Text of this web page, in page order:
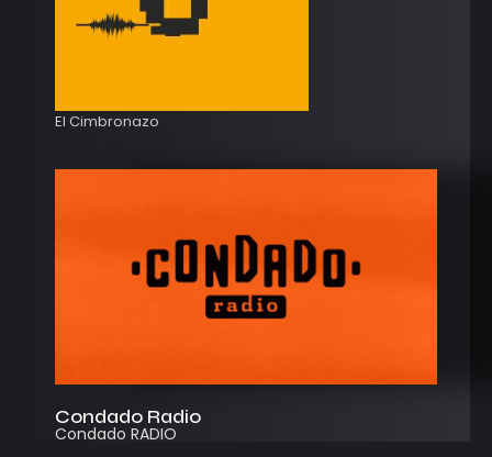
El Cimbronazo
Condado Radio
Condado RADIO